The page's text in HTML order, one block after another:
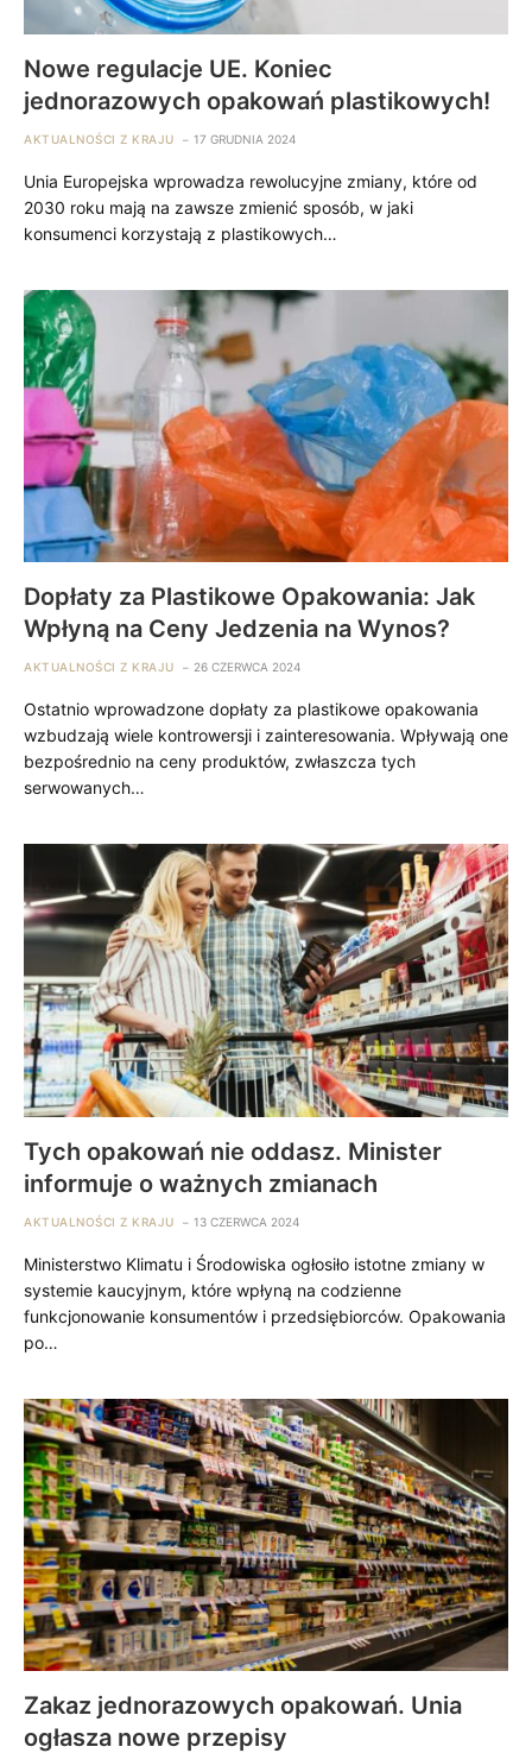
Nowe regulacje UE. Koniec
jednorazowych opakowań plastikowych!
AKTUALNOŚCI Z KRAJU 17 GRUDNIA 2024
Unia Europejska wprowadza rewolucyjne zmiany, które od
2030 roku mają na zawsze zmienić sposób, w jaki
konsumenci korzystają z plastikowych…
Dopłaty za Plastikowe Opakowania: Jak
Wpłyną na Ceny Jedzenia na Wynos?
AKTUALNOŚCI Z KRAJU 26 CZERWCA 2024
Ostatnio wprowadzone dopłaty za plastikowe opakowania
wzbudzają wiele kontrowersji i zainteresowania. Wpływają one
bezpośrednio na ceny produktów, zwłaszcza tych
serwowanych…
Tych opakowań nie oddasz. Minister
informuje o ważnych zmianach
AKTUALNOŚCI Z KRAJU 13 CZERWCA 2024
Ministerstwo Klimatu i Środowiska ogłosiło istotne zmiany w
systemie kaucyjnym, które wpłyną na codzienne
funkcjonowanie konsumentów i przedsiębiorców. Opakowania
po…
Zakaz jednorazowych opakowań. Unia
ogłasza nowe przepisy